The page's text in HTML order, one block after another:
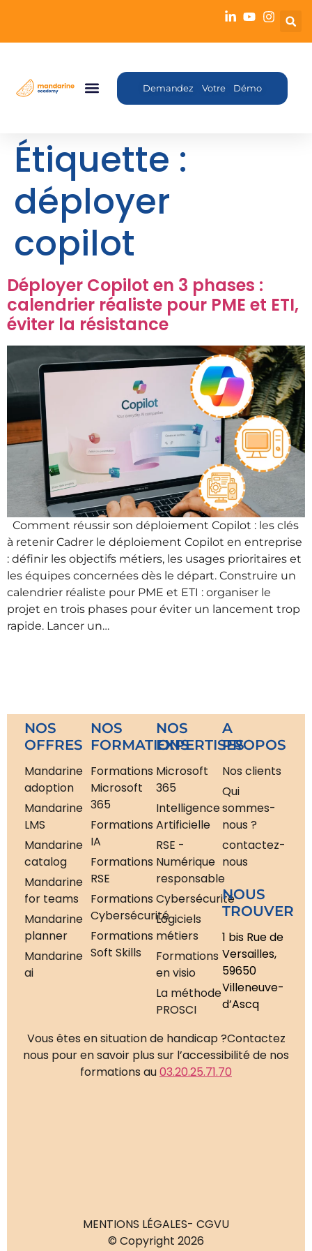
Demandez Votre Démo
Étiquette :
déployer
copilot
Déployer Copilot en 3 phases :
calendrier réaliste pour PME et ETI,
éviter la résistance
Comment réussir son déploiement Copilot : les clés
à retenir Cadrer le déploiement Copilot en entreprise
: définir les objectifs métiers, les usages prioritaires et
les équipes concernées dès le départ. Construire un
calendrier réaliste pour PME et ETI : organiser le
projet en trois phases pour éviter un lancement trop
rapide. Lancer un…
NOS
OFFRES
Mandarine
adoption
Mandarine
LMS
Mandarine
catalog
Mandarine
for teams
Mandarine
planner
Mandarine
ai
NOS
FORMATIONS
Formations
Microsoft
365
Formations
IA
Formations
RSE
Formations
Cybersécurité
Formations
Soft Skills
NOS
EXPERTISES
Microsoft
365
Intelligence
Artificielle
RSE -
Numérique
responsable
Cybersécurité
Logiciels
métiers
Formations
en visio
La méthode
PROSCI
A
PROPOS
Nos clients
Qui
sommes-
nous ?
contactez-
nous
NOUS
TROUVER
1 bis Rue de
Versailles,
59650
Villeneuve-
d’Ascq
Vous êtes en situation de handicap ?Contactez
nous pour en savoir plus sur l’accessibilité de nos
formations au03.20.25.71.70
MENTIONS LÉGALES- CGVU
© Copyright 2026